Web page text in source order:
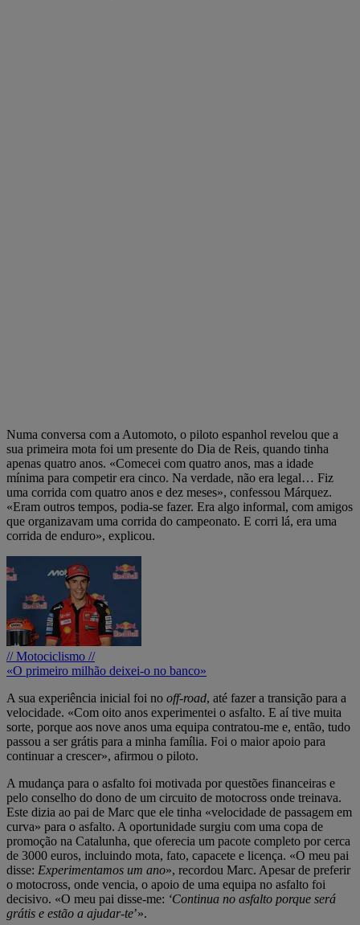
Numa conversa com a Automoto, o piloto espanhol revelou que a
sua primeira mota foi um presente do Dia de Reis, quando tinha
apenas quatro anos. «Comecei com quatro anos, mas a idade
mínima para competir era cinco. Na verdade, não era legal… Fiz
uma corrida com quatro anos e dez meses», confessou Márquez.
«Eram outros tempos, podia-se fazer. Era algo informal, com amigos
que organizavam uma corrida do campeonato. E corri lá, era uma
corrida de enduro», explicou.
// Motociclismo //
«O primeiro milhão deixei-o no banco»
A sua experiência inicial foi no off-road, até fazer a transição para a
velocidade. «Com oito anos experimentei o asfalto. E aí tive muita
sorte, porque aos nove anos uma equipa contratou-me e, então, tudo
passou a ser grátis para a minha família. Foi o maior apoio para
continuar a crescer», afirmou o piloto.
A mudança para o asfalto foi motivada por questões financeiras e
pelo conselho do dono de um circuito de motocross onde treinava.
Este dizia ao pai de Marc que ele tinha «velocidade de passagem em
curva» para o asfalto. A oportunidade surgiu com uma copa de
promoção na Catalunha, que oferecia um pacote completo por cerca
de 3000 euros, incluindo mota, fato, capacete e licença. «O meu pai
disse: Experimentamos um ano», recordou Marc. Apesar de preferir
o motocross, onde vencia, o apoio de uma equipa no asfalto foi
decisivo. «O meu pai disse-me: ‘Continua no asfalto porque será
grátis e estão a ajudar-te’».